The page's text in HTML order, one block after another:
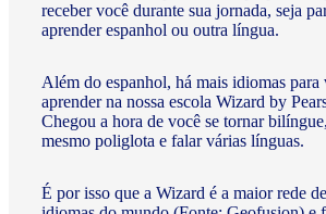
receber você durante sua jornada, seja
aprender espanhol ou outra língua.
Além do espanhol, há mais idiomas para
aprender na nossa escola Wizard by
Chegou a hora de você se tornar
mesmo poliglota e falar várias línguas.
É por isso que a Wizard é a maior rede